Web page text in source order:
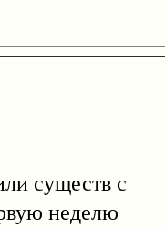
существ с
неделю